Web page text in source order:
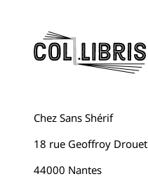
Chez Sans Shérif
18 rue Geoffroy Drouet
44000 Nantes